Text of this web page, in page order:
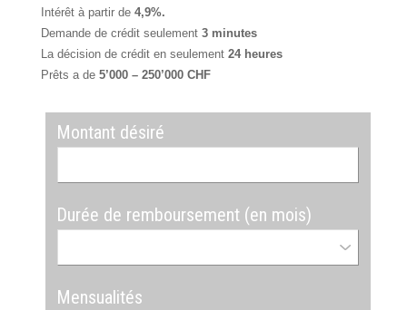
Intérêt à partir de 4,9%.
Demande de crédit seulement 3 minutes
La décision de crédit en seulement 24 heures
Prêts a de 5’000 – 250’000 CHF
Montant désiré
Durée de remboursement (en mois)
Mensualités